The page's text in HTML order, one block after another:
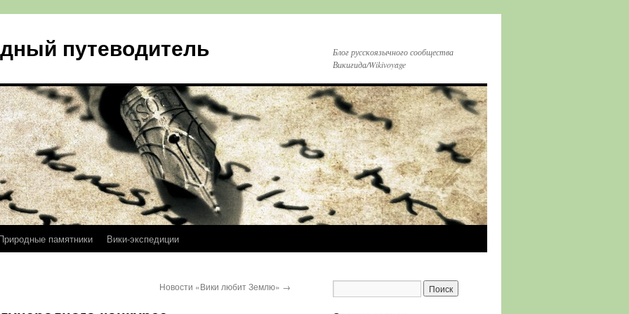
путеводитель
Блог русскоязычного сообщества
Викигида/Wikivoyage
памятники Вики-экспедиции
Новости «Вики любит Землю» →